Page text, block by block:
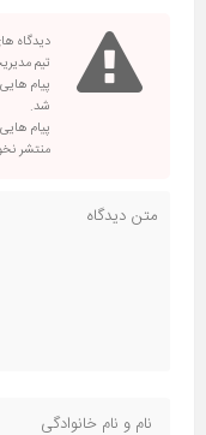
دیدگاه
تیم
پیام
شد.
پیام
منتشر